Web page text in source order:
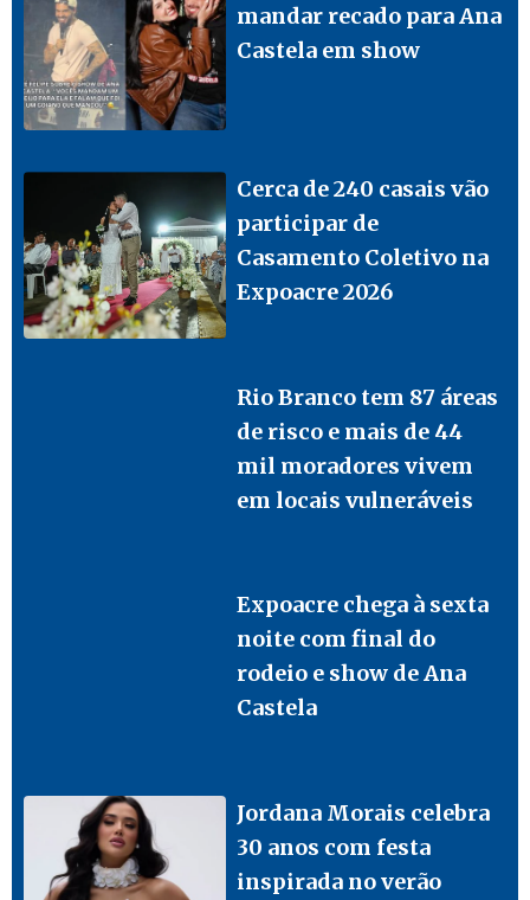
mandar recado para Ana
Castela em show
Cerca de 240 casais vão
participar de
Casamento Coletivo na
Expoacre 2026
Rio Branco tem 87 áreas
de risco e mais de 44
mil moradores vivem
em locais vulneráveis
Expoacre chega à sexta
noite com final do
rodeio e show de Ana
Castela
Jordana Morais celebra
30 anos com festa
inspirada no verão